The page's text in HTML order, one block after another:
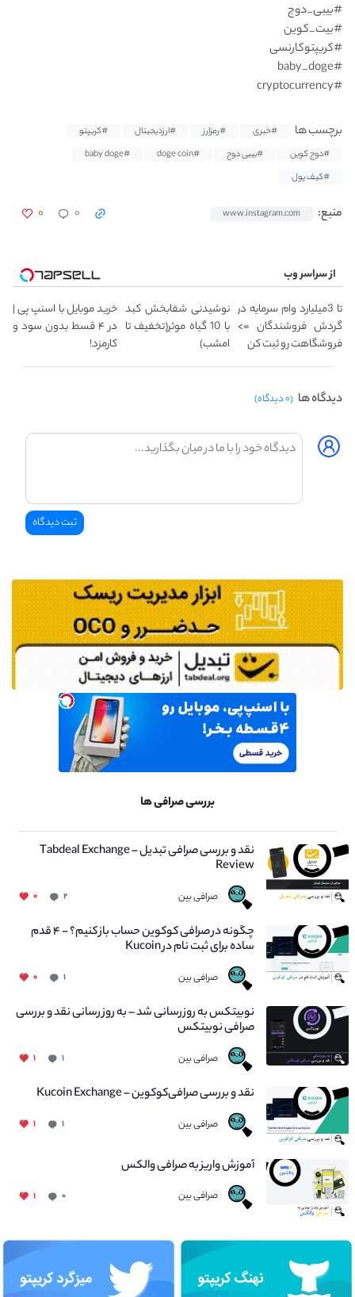
#بیبی_دوج
#بیت_کوین
#کریپتوکارنسی
#baby_doge
#cryptocurrency
برچسب ها #خبری #رمزارز #ارزدیجیتال
#کریپتو
#دوج کوین
#بیبی دوج #doge coin
#baby doge
#کیف پول
منبع: www.instagram.com ۰ ۰
از سراسر وب
تا 3میلیارد وام سرمایه در
گردش فروشندگان =>
فروشگاهت رو ثبت کن
نوشیدنی شفابخش کبد
با 10 گیاه موثر(تخفیف تا
امشب)
خرید موبایل با اسنپ پی |
در ۴ قسط بدون سود و
کارمزد!
دیدگاه ها (۰ دیدگاه)
بررسی صرافی ها
نقد و بررسی صرافی تبدیل – Tabdeal Exchange
Review
صرافی بین ۲ ۰
چگونه در صرافی کوکوین حساب باز کنیم؟ - ۴ قدم
ساده برای ثبت نام در Kucoin
صرافی بین ۱ ۰
نوبیتکس به روزرسانی شد – به روز رسانی نقد و بررسی
صرافی نوبیتکس
صرافی بین ۱ ۱
نقد و بررسی صرافی‌کوکوین – Kucoin Exchange
صرافی بین ۱ ۱
آموزش واریز به صرافی والکس
صرافی بین ۰ ۱